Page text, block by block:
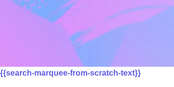
{{search-marquee-from-scratch-text}}